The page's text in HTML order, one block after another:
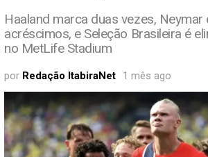
Haaland marca duas vezes,
acréscimos, e Seleção Brasileira é
no MetLife Stadium
por Redação ItabiraNet 1 mês ago